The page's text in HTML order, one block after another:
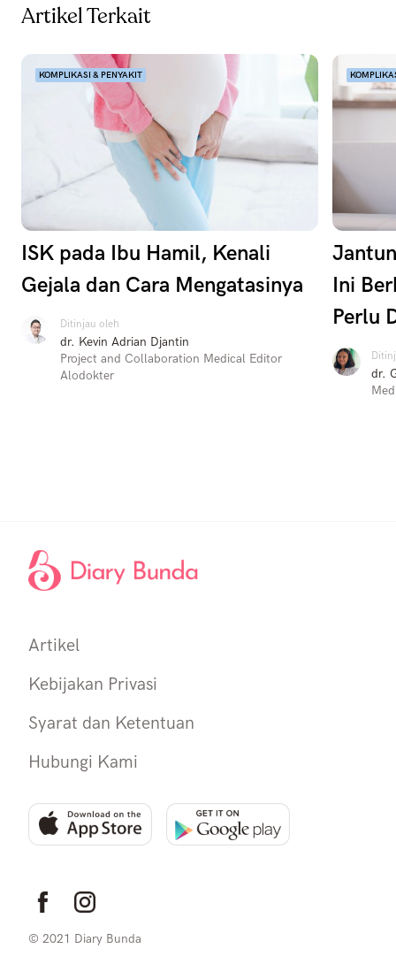
Artikel Terkait
KOMPLIKASI & PENYAKIT
ISK pada Ibu Hamil, Kenali
Gejala dan Cara Mengatasinya
Ditinjau oleh
dr. Kevin Adrian Djantin
Project and Collaboration Medical Editor
Alodokter
Ini
Perlu
dr.
Artikel
Kebijakan Privasi
Syarat dan Ketentuan
Hubungi Kami
© 2021 Diary Bunda